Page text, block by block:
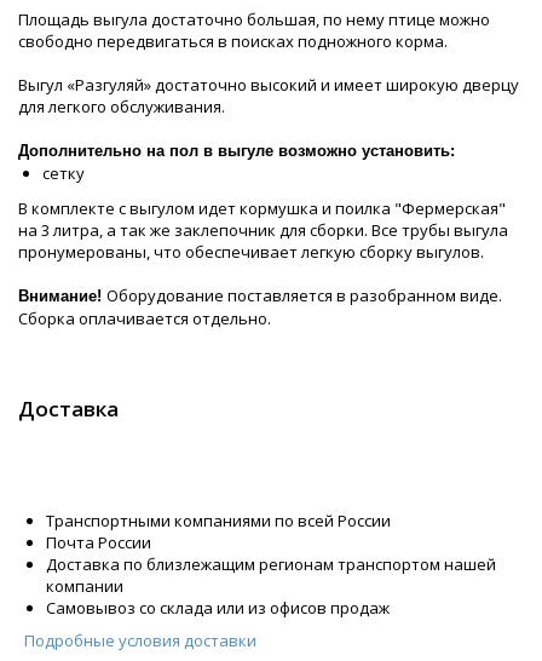
Площадь выгула достаточно большая, по нему птице можно
свободно передвигаться в поисках подножного корма.
Выгул «Разгуляй» достаточно высокий и имеет широкую дверцу
для легкого обслуживания.
Дополнительно на пол в выгуле возможно установить:
сетку
В комплекте с выгулом идет кормушка и поилка "Фермерская"
на 3 литра, а так же заклепочник для сборки. Все трубы выгула
пронумерованы, что обеспечивает легкую сборку выгулов.
Внимание! Оборудование поставляется в разобранном виде.
Сборка оплачивается отдельно.
Доставка
Транспортными компаниями по всей России
Почта России
Доставка по близлежащим регионам транспортом нашей
компании
Самовывоз со склада или из офисов продаж
Подробные условия доставки